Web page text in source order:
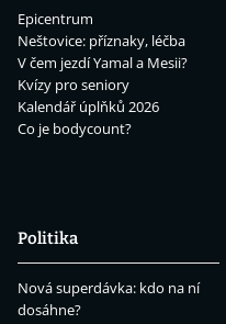
Epicentrum
Neštovice: příznaky, léčba
V čem jezdí Yamal a Mesii?
Kvízy pro seniory
Kalendář úplňků 2026
Co je bodycount?
Politika
Nová superdávka: kdo na ní
dosáhne?